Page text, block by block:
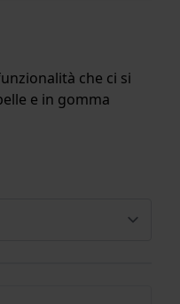
che ci si
e in gomma